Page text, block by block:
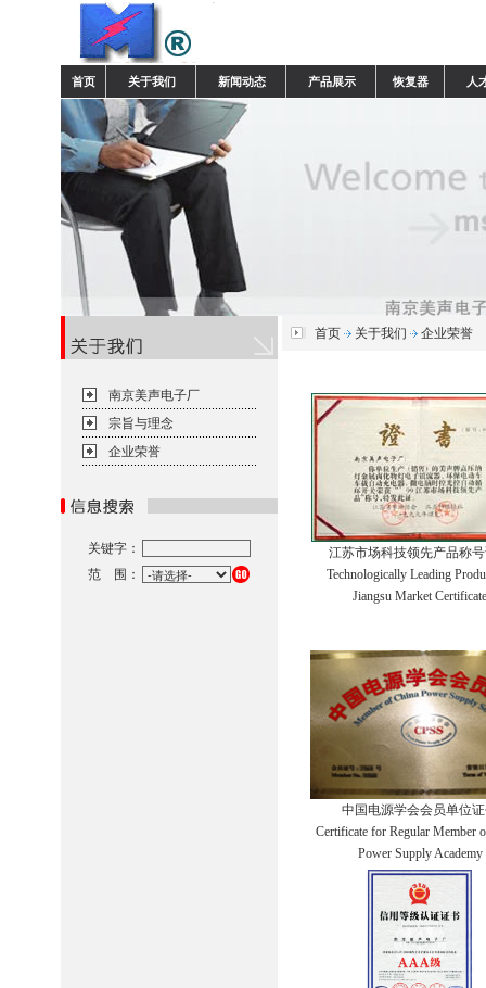
首页 关于我们 新闻动态 产品展示 恢复器 人
南京美声电子厂
宗旨与理念
企业荣誉
关键字：
范 围：
首页 关于我们 企业荣誉
江苏市场科技领先产品称
Technologically Leading
Jiangsu Market Certificate
中国电源学会会员单位
Certificate for Regular Member
Power Supply Academy